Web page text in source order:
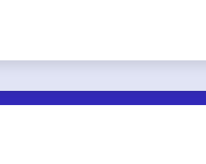
zgodę na przechowywanie plików